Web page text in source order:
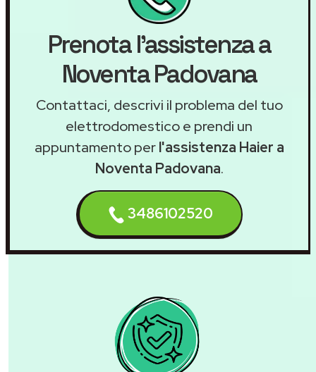
Prenota l'assistenza a
Noventa Padovana
Contattaci, descrivi il problema del tuo
elettrodomestico e prendi un
appuntamento perl'assistenza Haier a
Noventa Padovana.
3486102520